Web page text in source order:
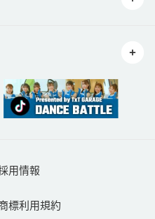
用情報
標利用規約